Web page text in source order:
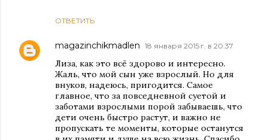
ОТВЕТИТЬ
magazinchikmadlen 18 января 2015 г. в 20:37
Лиза, как это всё здорово и интересно.
Жаль, что мой сын уже взрослый. Но для
внуков, надеюсь, пригодится. Самое
главное, что за повседневной суетой и
заботами взрослыми порой забываешь, что
дети очень быстро растут, и важно не
пропускать те моменты, которые останутся